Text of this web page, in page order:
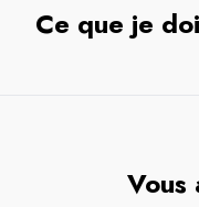
Ce que je
Vous